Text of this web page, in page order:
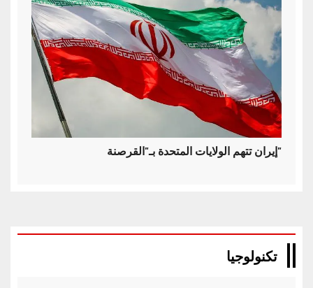
إيران تتهم الولايات المتحدة بـ"القرصنة"
تكنولوجيا